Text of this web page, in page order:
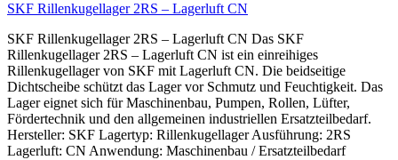
SKF Rillenkugellager 2RS – Lagerluft CN
SKF Rillenkugellager 2RS – Lagerluft CN Das SKF
Rillenkugellager 2RS – Lagerluft CN ist ein einreihiges
Rillenkugellager von SKF mit Lagerluft CN. Die beidseitige
Dichtscheibe schützt das Lager vor Schmutz und Feuchtigkeit. Das
Lager eignet sich für Maschinenbau, Pumpen, Rollen, Lüfter,
Fördertechnik und den allgemeinen industriellen Ersatzteilbedarf.
Hersteller: SKF Lagertyp: Rillenkugellager Ausführung: 2RS
Lagerluft: CN Anwendung: Maschinenbau / Ersatzteilbedarf